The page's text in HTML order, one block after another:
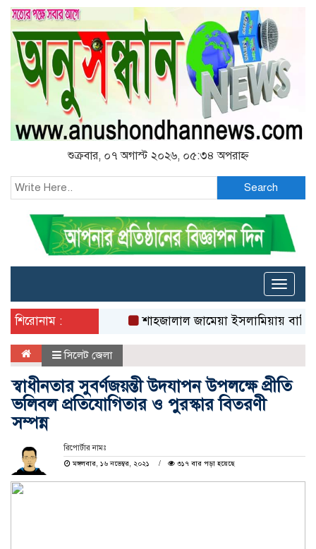
শুক্রবার, ০৭ অগাস্ট ২০২৬, ০৫:৩৪ অপরাহ্ন
Search
Toggle
শিরোনাম :
শাহজালাল জামেয়া ইসলামিয়ায় বার্ষিক
সিলেট জেলা
স্বাধীনতার সুবর্ণজয়ন্তী উদযাপন উপলক্ষে প্রীতি
ভলিবল প্রতিযোগিতার ও পুরস্কার বিতরণী
সম্পন্ন
রিপোর্টার নামঃ
মঙ্গলবার, ১৬ নভেম্বর, ২০২১
৩১৭ বার পড়া হয়েছে